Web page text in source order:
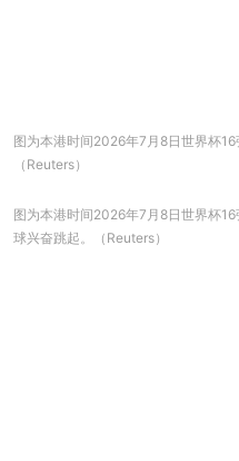
图为本港时间2026年7月8日世界杯16
（Reuters）
图为本港时间2026年7月8日世界杯
球兴奋跳起。（Reuters）